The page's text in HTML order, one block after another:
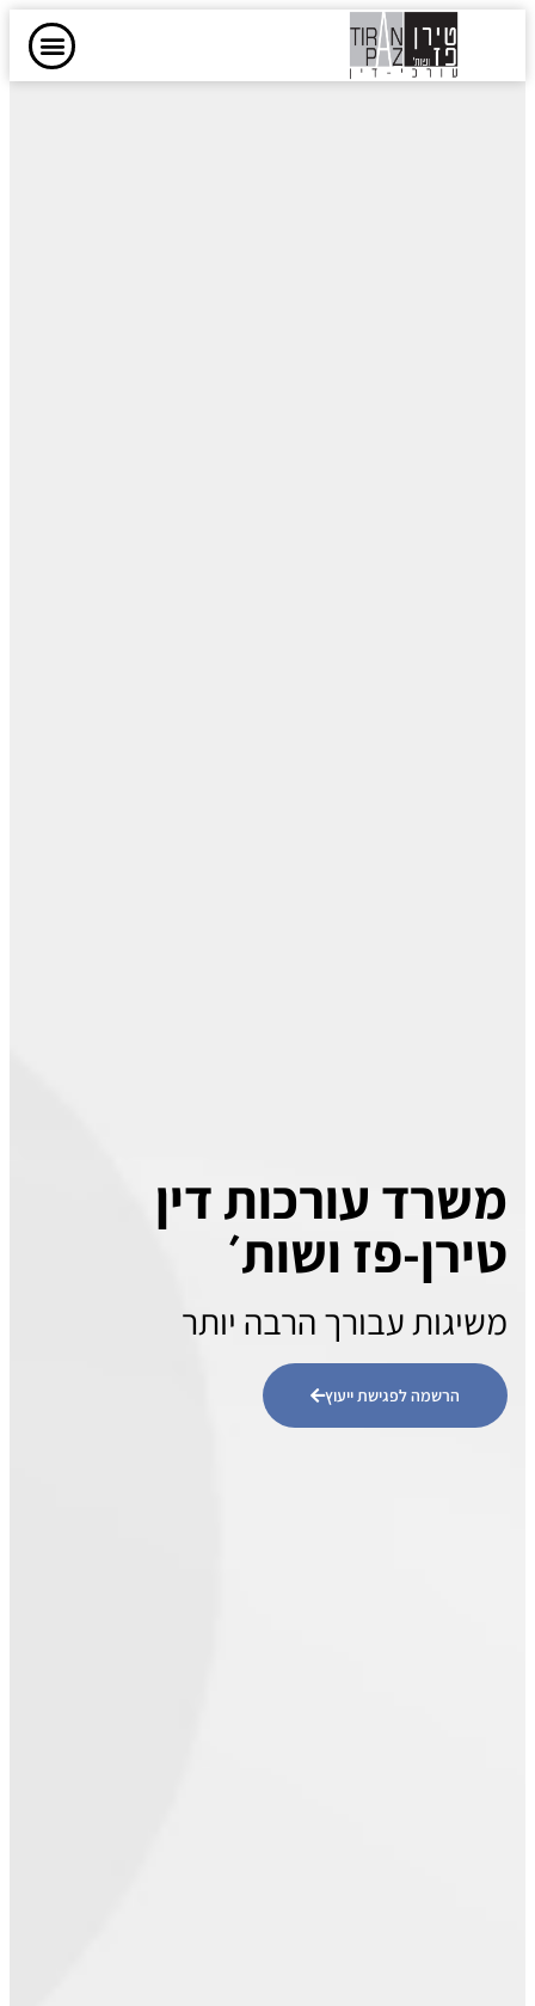
משרד עורכות דין
טירן-פז ושות׳
משיגות עבורך הרבה יותר
הרשמה לפגישת ייעוץ